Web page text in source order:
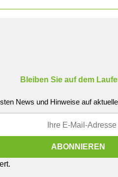
Bleiben Sie auf dem
News und Hinweise auf